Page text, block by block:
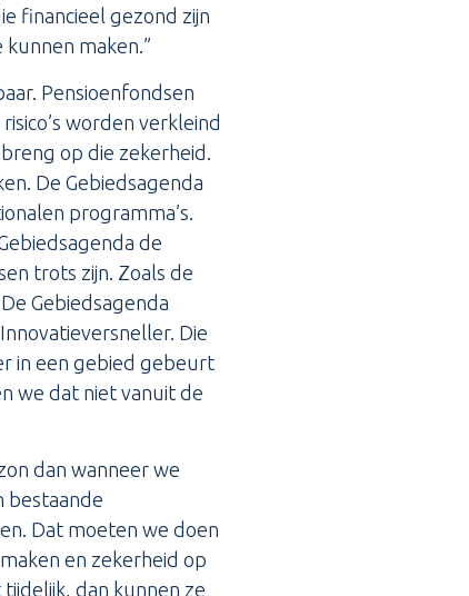
financieel gezond zijn
maken.”
Pensioenfondsen
worden verkleind
op die zekerheid.
De Gebiedsagenda
programma’s.
de
trots zijn. Zoals de
Gebiedsagenda
Die
in een gebied gebeurt
we dat niet vanuit de
dan wanneer we
bestaande
Dat moeten we doen
en zekerheid op
dan kunnen ze